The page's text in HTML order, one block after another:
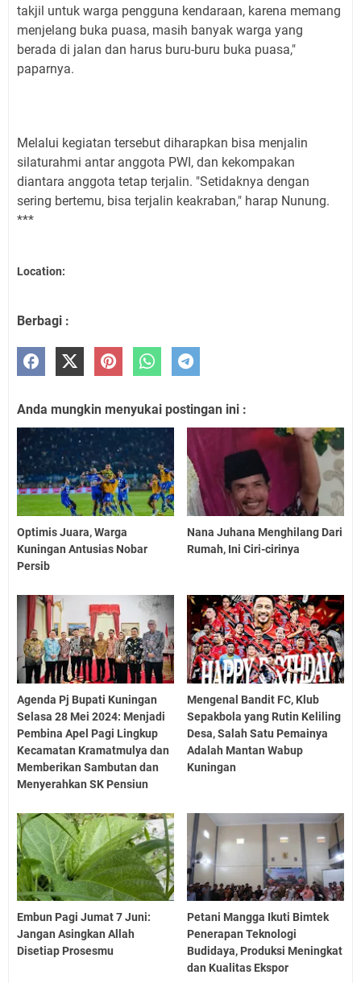
takjil untuk warga pengguna kendaraan, karena memang
menjelang buka puasa, masih banyak warga yang
berada di jalan dan harus buru-buru buka puasa,"
paparnya.
Melalui kegiatan tersebut diharapkan bisa menjalin
silaturahmi antar anggota PWI, dan kekompakan
diantara anggota tetap terjalin. "Setidaknya dengan
sering bertemu, bisa terjalin keakraban," harap Nunung.
***
Location:
Berbagi :
Anda mungkin menyukai postingan ini :
Optimis Juara, Warga
Kuningan Antusias Nobar
Persib
Nana Juhana Menghilang Dari
Rumah, Ini Ciri-cirinya
Agenda Pj Bupati Kuningan
Selasa 28 Mei 2024: Menjadi
Pembina Apel Pagi Lingkup
Kecamatan Kramatmulya dan
Memberikan Sambutan dan
Menyerahkan SK Pensiun
Mengenal Bandit FC, Klub
Sepakbola yang Rutin Keliling
Desa, Salah Satu Pemainya
Adalah Mantan Wabup
Kuningan
Embun Pagi Jumat 7 Juni:
Jangan Asingkan Allah
Disetiap Prosesmu
Petani Mangga Ikuti Bimtek
Penerapan Teknologi
Budidaya, Produksi Meningkat
dan Kualitas Ekspor